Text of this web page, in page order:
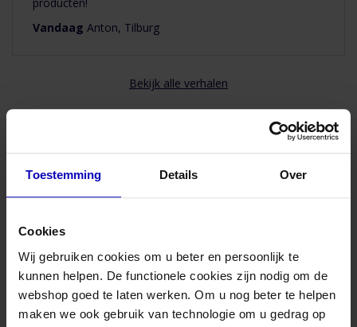
Toestemming Details Over
Cookies
Wij gebruiken cookies om u beter en persoonlijk te
kunnen helpen. De functionele cookies zijn nodig om de
webshop goed te laten werken. Om u nog beter te helpen
maken we ook gebruik van technologie om u gedrag op
Product Type
Vandaag Anton, Tilburg
Bekijk alle verhalen
Advies nodig van onze specialisten?
Maandag t/m vrijdag bereikbaar
Bel naar 085-8221636
Mail met ons